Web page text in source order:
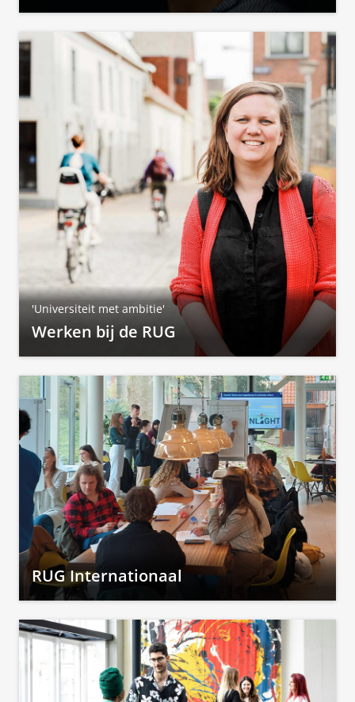
'Universiteit met ambitie'
Werken bij de RUG
RUG Internationaal